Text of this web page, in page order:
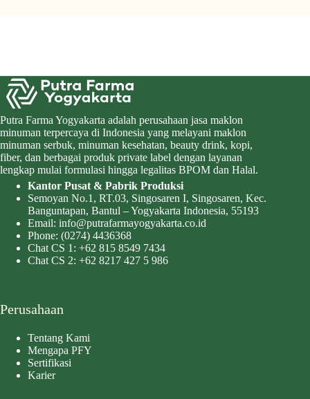
Putra Farma Yogyakarta adalah perusahaan jasa maklon
minuman terpercaya di Indonesia yang melayani maklon
minuman serbuk, minuman kesehatan, beauty drink, kopi,
fiber, dan berbagai produk private label dengan layanan
lengkap mulai formulasi hingga legalitas BPOM dan Halal.
Kantor Pusat & Pabrik Produksi
Semoyan No.1, RT.03, Singosaren I, Singosaren, Kec.
Banguntapan, Bantul – Yogyakarta Indonesia, 55193
Email: info@putrafarmayogyakarta.co.id
Phone: (0274) 4436368
Chat CS 1: +62 815 8549 7434
Chat CS 2: +62 8217 427 5 986
Perusahaan
Tentang Kami
Mengapa PFY
Sertifikasi
Karier